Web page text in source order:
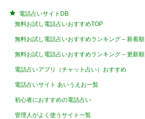
電話占いサイトDB
無料お試し電話占いおすすめTOP
無料お試し電話占いおすすめランキング – 新着順
無料お試し電話占いおすすめランキング – 更新順
電話占いアプリ（チャット占い）おすすめ
電話占いサイト あいうえお一覧
初心者におすすめの電話占い
管理人がよく使うサイト一覧